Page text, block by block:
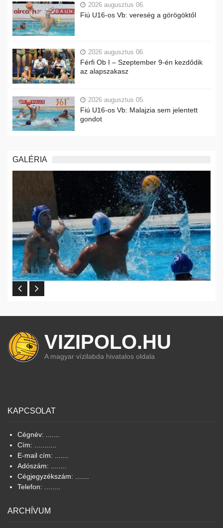
2026 augusztus 06.
Fiú U16-os Vb: vereség a görögöktől
2026 augusztus 06.
Férfi Ob I – Szeptember 9-én kezdődik
az alapszakasz
2026 augusztus 05.
Fiú U16-os Vb: Malajzia sem jelentett
gondot
GALÉRIA
VIZIPOLO.HU
A magyar vízilabda hivatalos oldala
KAPCSOLAT
Cégnév: .......
Cím: ...........
E-mail cím: .......
Adószám: ........
Cégjegyzékszám: .......
Telefon: ........
ARCHÍVUM